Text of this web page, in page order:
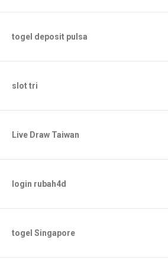
togel deposit pulsa
slot tri
Live Draw Taiwan
login rubah4d
togel Singapore